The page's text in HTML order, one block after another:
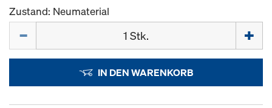
Zustand: Neumaterial
IN DEN WARENKORB